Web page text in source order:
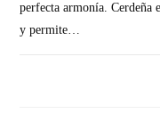
perfecta armonía. Cerdeña
y permite…